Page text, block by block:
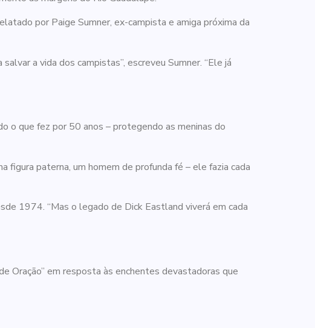
por Paige Sumner, ex-campista e amiga próxima da
a vida dos campistas”, escreveu Sumner. “Ele já
o que fez por 50 anos – protegendo as meninas do
figura paterna, um homem de profunda fé – ele fazia cada
1974. “Mas o legado de Dick Eastland viverá em cada
Oração” em resposta às enchentes devastadoras que